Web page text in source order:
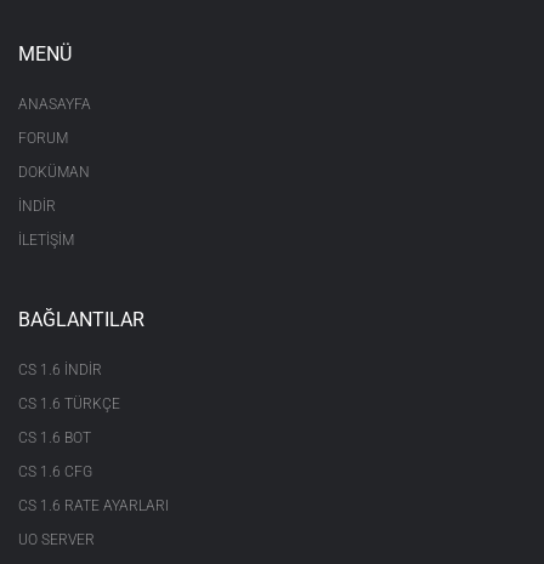
MENÜ
ANASAYFA
FORUM
DOKÜMAN
İNDİR
İLETİŞİM
BAĞLANTILAR
CS 1.6 INDIR
CS 1.6 TÜRKÇE
CS 1.6 BOT
CS 1.6 CFG
CS 1.6 RATE AYARLARI
UO SERVER